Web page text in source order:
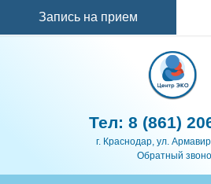
Запись на прием
Тел: 8 (861)
г. Краснодар, ул.
Обратный